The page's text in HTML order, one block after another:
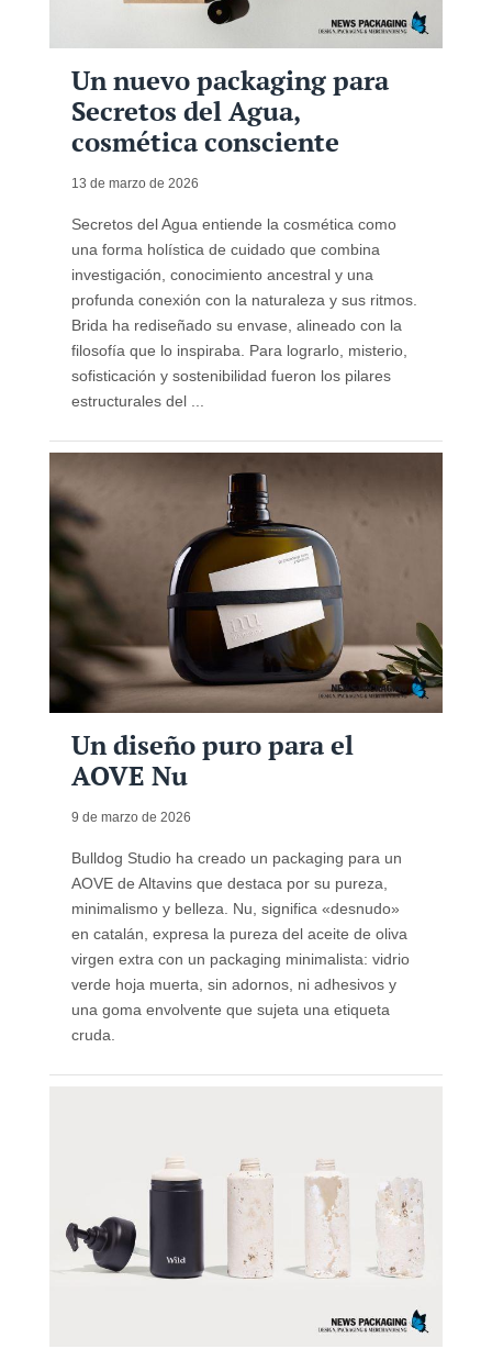
Un nuevo packaging para
Secretos del Agua,
cosmética consciente
13 de marzo de 2026
Secretos del Agua entiende la cosmética como
una forma holística de cuidado que combina
investigación, conocimiento ancestral y una
profunda conexión con la naturaleza y sus ritmos.
Brida ha rediseñado su envase, alineado con la
filosofía que lo inspiraba. Para lograrlo, misterio,
sofisticación y sostenibilidad fueron los pilares
estructurales del ...
Un diseño puro para el
AOVE Nu
9 de marzo de 2026
Bulldog Studio ha creado un packaging para un
AOVE de Altavins que destaca por su pureza,
minimalismo y belleza. Nu, significa «desnudo»
en catalán, expresa la pureza del aceite de oliva
virgen extra con un packaging minimalista: vidrio
verde hoja muerta, sin adornos, ni adhesivos y
una goma envolvente que sujeta una etiqueta
cruda.